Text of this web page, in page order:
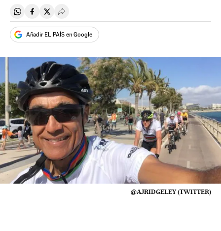
Compartir en Whatsapp
Compartir en Facebook
Compartir en Twitter
Desplegar Redes Sociales
Añadir EL PAÍS en Google
@AJRIDGELEY (TWITTER)